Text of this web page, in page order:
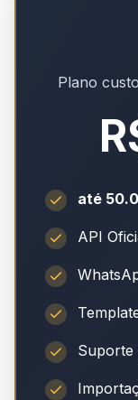
Plano
até
API
Suporte